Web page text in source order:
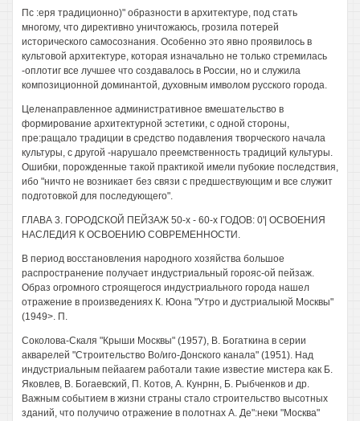
Пс :еря традиционно)" образности в архитектуре, под стать
многому, что директивно уничтожаюсь, грозила потерей
исторического самосознания. Особенно это явно проявилось в
культовой архитектуре, которая изначально не только стремилась
-оплотиг все лучшее что создавалось в России, но и служила
композиционной доминантой, духовным имволом русского города.
Целенаправленное административное вмешательство в
формирование архитектурной эстетики, с одной стороны,
пре:ращало традиции в средство подавления творческого начала
культуры, с другой -нарушало преемственность традиций культуры.
Ошибки, порожденные такой практикой имели пубокие последствия,
ибо "ничто не возникает без связи с предшествующим и все служит
подготовкой для последующего".
ГЛАВА 3. ГОРОДСКОЙ ПЕЙЗАЖ 50-х - 60-х ГОДОВ: 0'| ОСВОЕНИЯ
НАСЛЕДИЯ К ОСВОЕНИЮ СОВРЕМЕННОСТИ.
В период восстановления народного хозяйства большое
распространение получает индустриальный горояс-ой пейзаж.
Образ огромного строящегося индустриального города нашел
отражение в произведениях К. Юона "Утро и дустриалыюй Москвы"
(1949>. П.
Соколова-Скаля "Крыши Москвы" (1957), В. Богаткина в серии
акварелей "Строительство Во/иго-Донского канала" (1951). Над
индустриальным пейаагем работали такие известие мистера как Б.
Яковлев, В. Богаевский, П. Котов, А. Кунрнн, Б. Рыбченков и др.
Важным событием в жизни страны стало строительство высотных
зданий, что получичо отражение в полотнах А. Де":неки "Москва"